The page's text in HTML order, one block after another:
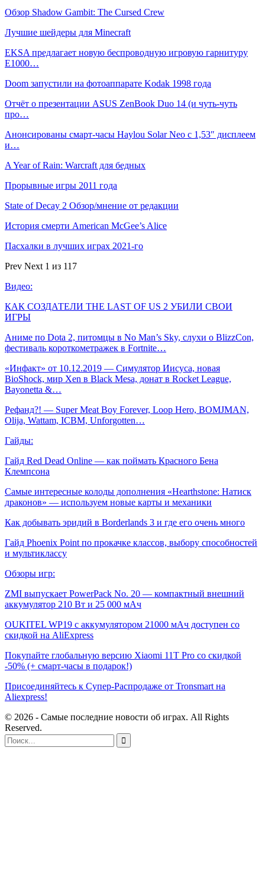
Обзор Shadow Gambit: The Cursed Crew
Лучшие шейдеры для Minecraft
EKSA предлагает новую беспроводную игровую гарнитуру
E1000…
Doom запустили на фотоаппарате Kodak 1998 года
Отчёт о презентации ASUS ZenBook Duo 14 (и чуть-чуть
про…
Анонсированы смарт-часы Haylou Solar Neo с 1,53″ дисплеем
и…
A Year of Rain: Warcraft для бедных
Прорывные игры 2011 года
State of Decay 2 Обзор/мнение от редакции
История смерти American McGee’s Alice
Пасхалки в лучших играх 2021-го
Prev Next 1 из 117
Видео:
КАК СОЗДАТЕЛИ THE LAST OF US 2 УБИЛИ СВОИ
ИГРЫ
Аниме по Dota 2, питомцы в No Man’s Sky, слухи о BlizzCon,
фестиваль короткометражек в Fortnite…
«Инфакт» от 10.12.2019 — Симулятор Иисуса, новая
BioShock, мир Xen в Black Mesa, донат в Rocket League,
Bayonetta &…
Рефанд?! — Super Meat Boy Forever, Loop Hero, BOMJMAN,
Olija, Wattam, ICBM, Unforgotten…
Гайды:
Гайд Red Dead Online — как поймать Красного Бена
Клемпсона
Самые интересные колоды дополнения «Hearthstone: Натиск
драконов» — используем новые карты и механики
Как добывать эридий в Borderlands 3 и где его очень много
Гайд Phoenix Point по прокачке классов, выбору способностей
и мультиклассу
Обзоры игр:
ZMI выпускает PowerPack No. 20 — компактный внешний
аккумулятор 210 Вт и 25 000 мАч
OUKITEL WP19 с аккумулятором 21000 мАч доступен со
скидкой на AliExpress
Покупайте глобальную версию Xiaomi 11T Pro со скидкой
-50% (+ смарт-часы в подарок!)
Присоединяйтесь к Супер-Распродаже от Tronsmart на
Aliexpress!
© 2026 - Самые последние новости об играх. All Rights
Reserved.